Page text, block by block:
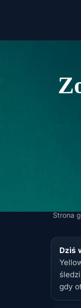
Strona
Dziś
gdy